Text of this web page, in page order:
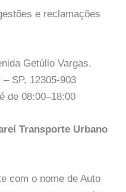
e reclamações
Getúlio Vargas,
SP, 12305-903
de 08:00–18:00
Transporte Urbano
com o nome de Auto